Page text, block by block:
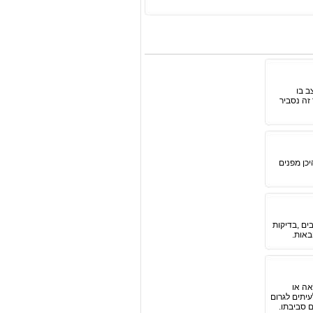
בו
נסביר
מפנים
,בדיקות
או
לגרום
סביבתו.